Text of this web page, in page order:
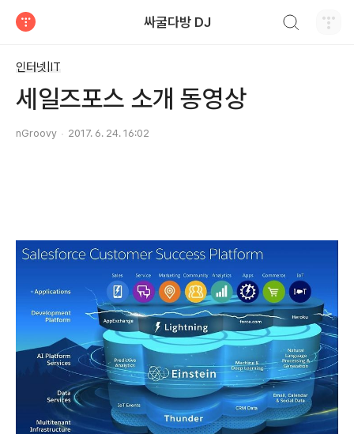
싸굴다방 DJ
인터넷|IT
세일즈포스 소개 동영상
nGroovy 2017. 6. 24. 16:02